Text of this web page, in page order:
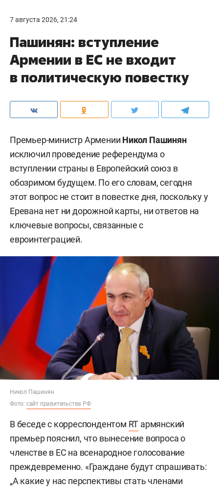
7 августа 2026, 21:24
Пашинян: вступление
Армении в ЕС не входит
в политическую повестку
Премьер-министр Армении Никол Пашинян
исключил проведение референдума о
вступлении страны в Европейский союз в
обозримом будущем. По его словам, сегодня
этот вопрос не стоит в повестке дня, поскольку у
Еревана нет ни дорожной карты, ни ответов на
ключевые вопросы, связанные с
евроинтеграцией.
Никол Пашинян
Фото: сайт правительства РФ
В беседе с корреспондентом RT армянский
премьер пояснил, что вынесение вопроса о
членстве в ЕС на всенародное голосование
преждевременно. «Граждане будут спрашивать:
„А какие у нас перспективы стать членами